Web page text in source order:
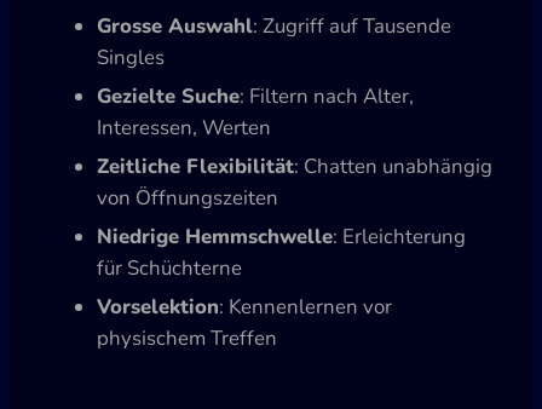
Grosse Auswahl: Zugriff auf Tausende
Singles
Gezielte Suche: Filtern nach Alter,
Interessen, Werten
Zeitliche Flexibilität: Chatten unabhängig
von Öffnungszeiten
Niedrige Hemmschwelle: Erleichterung
für Schüchterne
Vorselektion: Kennenlernen vor
physischem Treffen